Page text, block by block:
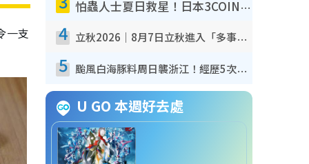
一支
怕蟲人士夏日救星！日本3COINS爆紅驅蟲神器$45起 1招「全程免觸碰」輕鬆搞定小強
4 立秋2026｜8月7日立秋進入「多事之秋」 3件事唔做得！專家教6招開運 清枱頭／銀包納氣接好運
5 颱風白海豚料周日襲浙江！經歷5次「眼牆置換」極罕見 成登陸內地最長途颱風
U GO 本週好去處